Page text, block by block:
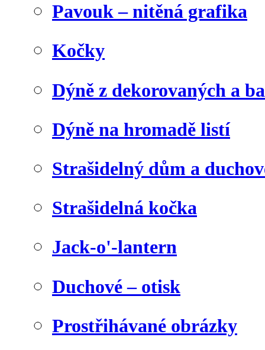
Pavouk – nitěná grafika
Kočky
Dýně z dekorovaných a
Dýně na hromadě listí
Strašidelný dům a
Strašidelná kočka
Jack-o'-lantern
Duchové – otisk
Prostřihávané obrázky